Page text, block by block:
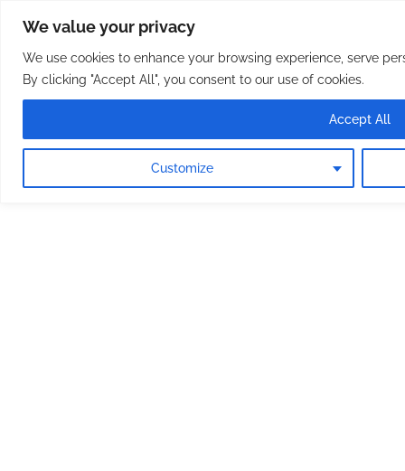
We value your privacy
We use cookies to enhance your browsing experience, serve
By clicking "Accept All", you consent to our use of cookies.
Customize
Accept All
content
Osterreichische Pfarreie